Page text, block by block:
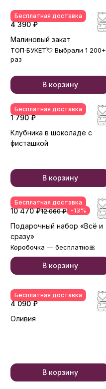
Бесплатная доставка
4 390 ₽
Малиновый закат
ТОП‑БУКЕТ💘 Выбрали 1 200+
раз
В корзину
Бесплатная доставка
1 790 ₽
Клубника в шоколаде с
фисташкой
В корзину
Бесплатная доставка
10 470 ₽12 060 ₽ -13%
Подарочный набор «Всё и
сразу»
Коробочка — бесплатно🎀
В корзину
Бесплатная доставка
4 090 ₽
Оливия
В корзину